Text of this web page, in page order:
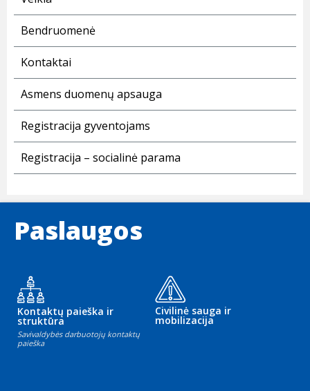
Bendruomenė
Kontaktai
Asmens duomenų apsauga
Registracija gyventojams
Registracija – socialinė parama
Paslaugos
Kontaktų paieška ir
struktūra
Savivaldybės darbuotojų kontaktų
paieška
Civilinė sauga ir
mobilizacija